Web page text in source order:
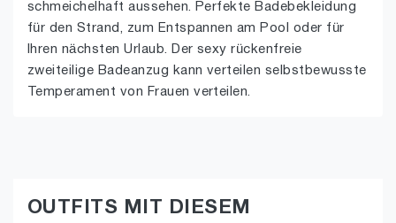
schmeichelhaft aussehen. Perfekte Badebekleidung
für den Strand, zum Entspannen am Pool oder für
Ihren nächsten Urlaub. Der sexy rückenfreie
zweiteilige Badeanzug kann verteilen selbstbewusste
Temperament von Frauen verteilen.
OUTFITS MIT DIESEM